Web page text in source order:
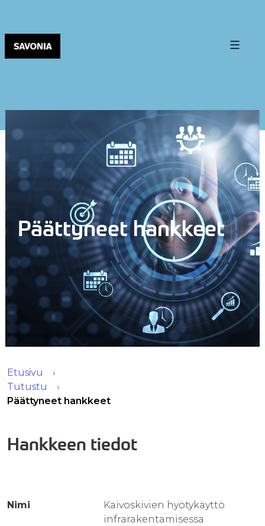
Päättyneet hankkeet
Etusivu
Tutustu
Päättyneet hankkeet
Hankkeen tiedot
Nimi
Kaivoskivien hyötykäyttö
infrarakentamisessa